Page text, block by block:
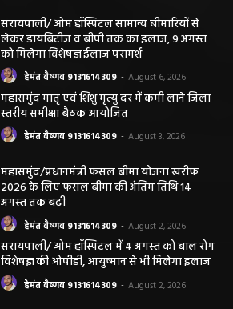
सरायपाली/ ओम हॉस्पिटल सामान्य बीमारियों से
लेकर डायबिटीज व बीपी तक का इलाज, 9 अगस्त
को मिलेगा विशेषज्ञ ईलाज परामर्श
हेमंत वैष्णव 9131614309 August 6, 2026
महासमुंद मातृ एवं शिशु मृत्यु दर में कमी लाने जिला
स्तरीय समीक्षा बैठक आयोजित
हेमंत वैष्णव 9131614309 August 3, 2026
महासमुंद/प्रधानमंत्री फसल बीमा योजना खरीफ
2026 के लिए फसल बीमा की अंतिम तिथि 14
अगस्त तक बढ़ी
हेमंत वैष्णव 9131614309 August 2, 2026
सरायपाली/ ओम हॉस्पिटल में 4 अगस्त को बाल रोग
विशेषज्ञ की ओपीडी, आयुष्मान से भी मिलेगा इलाज
हेमंत वैष्णव 9131614309 August 2, 2026